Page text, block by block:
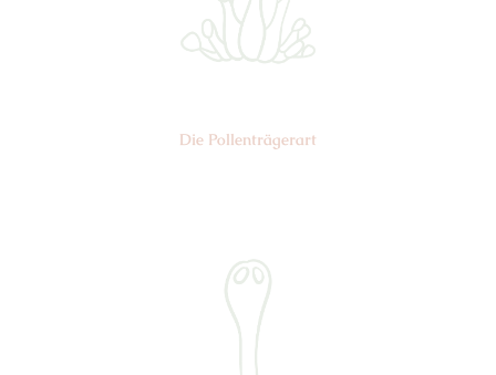
Die Pollen­trägerart